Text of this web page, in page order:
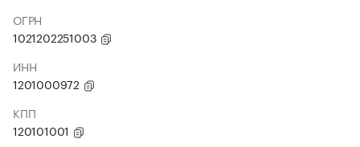
ОГРН
1021202251003
ИНН
1201000972
КПП
120101001